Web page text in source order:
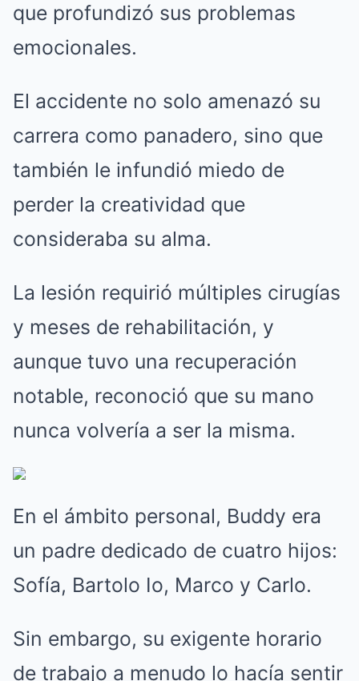
que profundizó sus problemas
emocionales.
El accidente no solo amenazó su
carrera como panadero, sino que
también le infundió miedo de
perder la creatividad que
consideraba su alma.
La lesión requirió múltiples cirugías
y meses de rehabilitación, y
aunque tuvo una recuperación
notable, reconoció que su mano
nunca volvería a ser la misma.
En el ámbito personal, Buddy era
un padre dedicado de cuatro hijos:
Sofía, Bartolo Io, Marco y Carlo.
Sin embargo, su exigente horario
de trabajo a menudo lo hacía sentir